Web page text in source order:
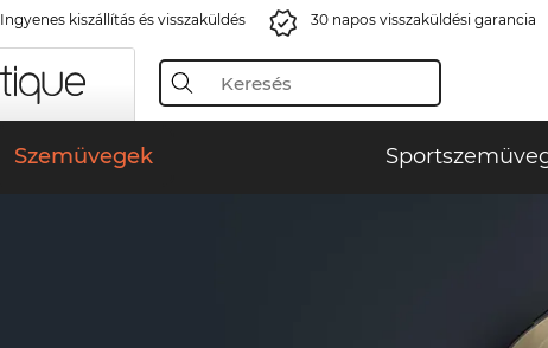
Ingyenes kiszállítás és visszaküldés 30 napos visszaküldési garancia
Szemüvegek